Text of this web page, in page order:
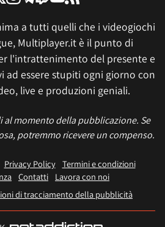
a tutti quelli che i videogiochi
Multiplayer.it è il punto di
l'intrattenimento del presente e
ad essere stupiti ogni giorno con
live e produzioni geniali.
al momento della pubblicazione. Se
potremmo ricevere un compenso.
Privacy Policy
Termini e condizioni
Contatti
Lavora con noi
di tracciamento della pubblicità